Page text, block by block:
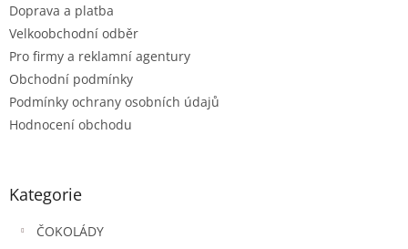
Doprava a platba
Velkoobchodní odběr
Pro firmy a reklamní agentury
Obchodní podmínky
Podmínky ochrany osobních údajů
Hodnocení obchodu
Kategorie
ČOKOLÁDY